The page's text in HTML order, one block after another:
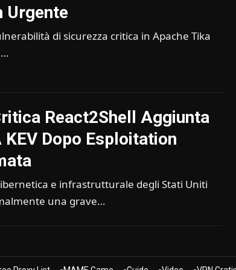
Urgente
di sicurezza critica in Apache Tika
React2Shell Aggiunta
Dopo Esploitation
e infrastrutturale degli Stati Uniti
una grave…